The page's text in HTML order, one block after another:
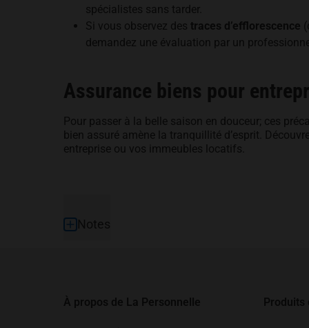
spécialistes sans tarder.
Si vous observez des traces d’efflorescence
demandez une évaluation par un
Assurance biens pour
Pour passer à la belle saison en douceur; ces
bien assuré amène la tranquillité d’esprit.
entreprise ou vos immeubles locatifs.
Pied de page